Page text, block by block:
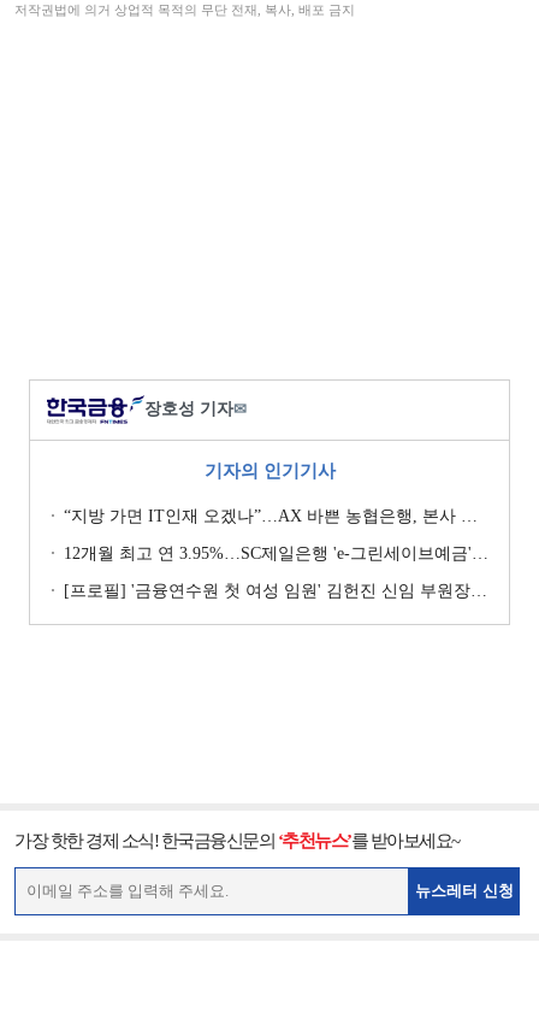
저작권법에 의거 상업적 목적의 무단 전재, 복사, 배포 금지
장호성 기자✉
기자의 인기기사
“지방 가면 IT인재 오겠나”…AX 바쁜 농협은행, 본사 이전설에 ‘긴장’ [막 오른 금융권 하투(夏鬪)]
12개월 최고 연 3.95%…SC제일은행 'e-그린세이브예금' [이주의 은행 예금금리-8월 1주]
[프로필] '금융연수원 첫 여성 임원' 김헌진 신임 부원장···교육·디지털·기획 '올라운더'
가장 핫한 경제 소식! 한국금융신문의 ‘추천뉴스’를 받아보세요~
뉴스레터 신청